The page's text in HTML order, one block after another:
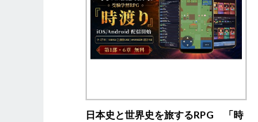
日本史と世界史を旅するRPG 「時